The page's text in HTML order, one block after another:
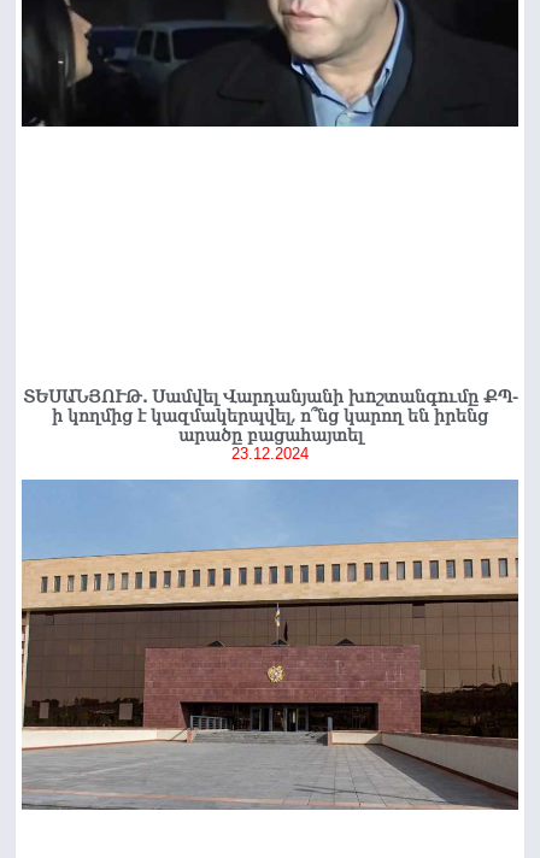
ՏԵՍԱՆՅՈՒԹ. Սամվել Վարդանյանի խnշտանգnւմը ՔՊ-
ի կողմից է կազմակերպվել, ո՞նց կարող են իրենց
արածը բացահայտել
23.12.2024